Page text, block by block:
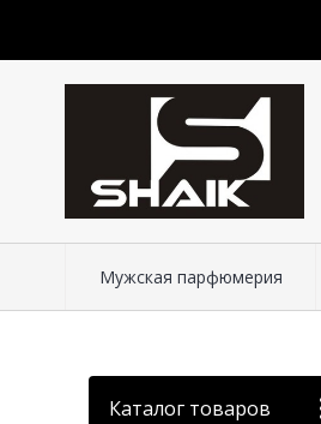
Мужская парфюмерия
Каталог товаров